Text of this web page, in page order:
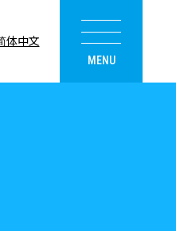
体中文